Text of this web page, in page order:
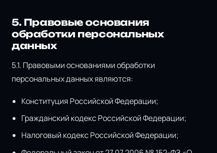
5. Правовые основания
обработки персональных
данных
5.1. Правовыми основаниями обработки
персональных данных являются:
Конституция Российской Федерации;
Гражданский кодекс Российской Федерации;
Налоговый кодекс Российской Федерации;